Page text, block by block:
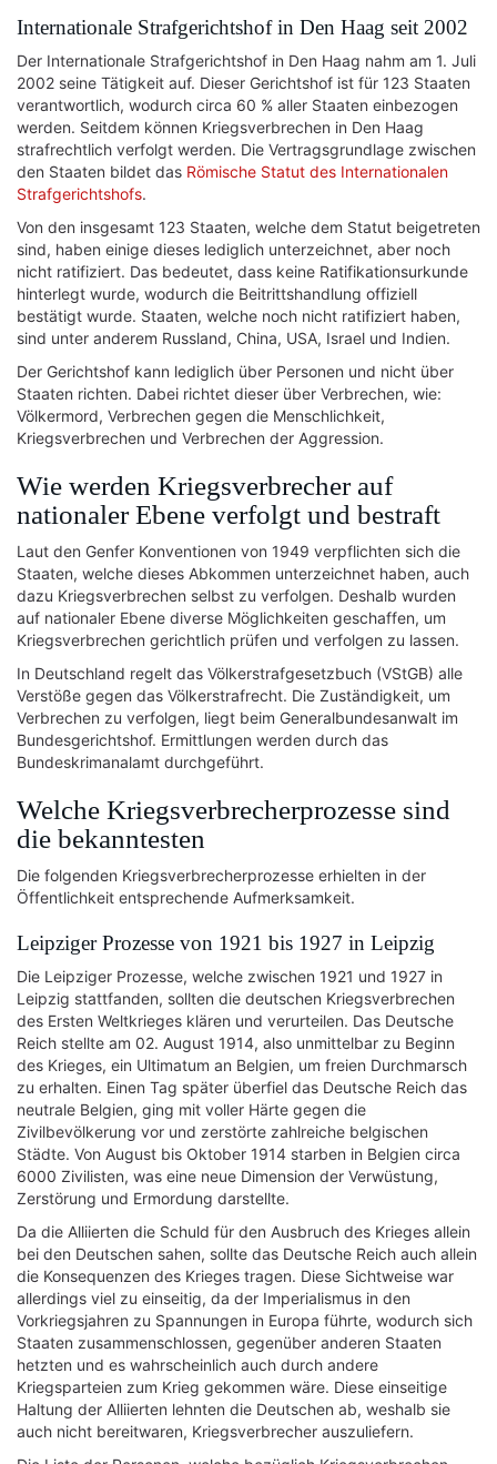
Internationale Strafgerichtshof in Den Haag seit 2002
Der Internationale Strafgerichtshof in Den Haag nahm am 1. Juli
2002 seine Tätigkeit auf. Dieser Gerichtshof ist für 123 Staaten
verantwortlich, wodurch circa 60 % aller Staaten einbezogen
werden. Seitdem können Kriegsverbrechen in Den Haag
strafrechtlich verfolgt werden. Die Vertragsgrundlage zwischen
den Staaten bildet das Römische Statut des Internationalen
Strafgerichtshofs.
Von den insgesamt 123 Staaten, welche dem Statut beigetreten
sind, haben einige dieses lediglich unterzeichnet, aber noch
nicht ratifiziert. Das bedeutet, dass keine Ratifikationsurkunde
hinterlegt wurde, wodurch die Beitrittshandlung offiziell
bestätigt wurde. Staaten, welche noch nicht ratifiziert haben,
sind unter anderem Russland, China, USA, Israel und Indien.
Der Gerichtshof kann lediglich über Personen und nicht über
Staaten richten. Dabei richtet dieser über Verbrechen, wie:
Völkermord, Verbrechen gegen die Menschlichkeit,
Kriegsverbrechen und Verbrechen der Aggression.
Wie werden Kriegsverbrecher auf
nationaler Ebene verfolgt und bestraft
Laut den Genfer Konventionen von 1949 verpflichten sich die
Staaten, welche dieses Abkommen unterzeichnet haben, auch
dazu Kriegsverbrechen selbst zu verfolgen. Deshalb wurden
auf nationaler Ebene diverse Möglichkeiten geschaffen, um
Kriegsverbrechen gerichtlich prüfen und verfolgen zu lassen.
In Deutschland regelt das Völkerstrafgesetzbuch (VStGB) alle
Verstöße gegen das Völkerstrafrecht. Die Zuständigkeit, um
Verbrechen zu verfolgen, liegt beim Generalbundesanwalt im
Bundesgerichtshof. Ermittlungen werden durch das
Bundeskrimanalamt durchgeführt.
Welche Kriegsverbrecherprozesse sind
die bekanntesten
Die folgenden Kriegsverbrecherprozesse erhielten in der
Öffentlichkeit entsprechende Aufmerksamkeit.
Leipziger Prozesse von 1921 bis 1927 in Leipzig
Die Leipziger Prozesse, welche zwischen 1921 und 1927 in
Leipzig stattfanden, sollten die deutschen Kriegsverbrechen
des Ersten Weltkrieges klären und verurteilen. Das Deutsche
Reich stellte am 02. August 1914, also unmittelbar zu Beginn
des Krieges, ein Ultimatum an Belgien, um freien Durchmarsch
zu erhalten. Einen Tag später überfiel das Deutsche Reich das
neutrale Belgien, ging mit voller Härte gegen die
Zivilbevölkerung vor und zerstörte zahlreiche belgischen
Städte. Von August bis Oktober 1914 starben in Belgien circa
6000 Zivilisten, was eine neue Dimension der Verwüstung,
Zerstörung und Ermordung darstellte.
Da die Alliierten die Schuld für den Ausbruch des Krieges allein
bei den Deutschen sahen, sollte das Deutsche Reich auch allein
die Konsequenzen des Krieges tragen. Diese Sichtweise war
allerdings viel zu einseitig, da der Imperialismus in den
Vorkriegsjahren zu Spannungen in Europa führte, wodurch sich
Staaten zusammenschlossen, gegenüber anderen Staaten
hetzten und es wahrscheinlich auch durch andere
Kriegsparteien zum Krieg gekommen wäre. Diese einseitige
Haltung der Alliierten lehnten die Deutschen ab, weshalb sie
auch nicht bereitwaren, Kriegsverbrecher auszuliefern.